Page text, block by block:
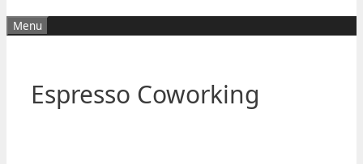
Menu
Espresso Coworking